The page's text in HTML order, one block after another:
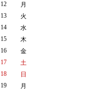
12
月
13
火
14
水
15
木
16
金
17
土
18
日
19
月